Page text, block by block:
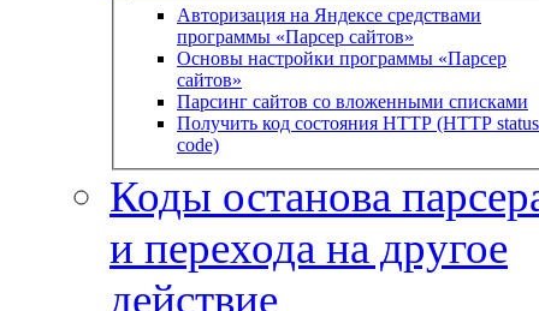
Авторизация на Яндексе средствами
программы «Парсер сайтов»
Основы настройки программы «Парсер
сайтов»
Парсинг сайтов со вложенными списками
Получить код состояния HTTP (HTTP status
code)
Коды останова
и перехода на другое
действие